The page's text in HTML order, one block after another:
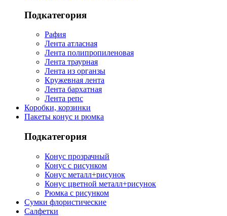
Подкатегория
Рафия
Лента атласная
Лента полипропиленовая
Лента траурная
Лента из органзы
Кружевная лента
Лента бархатная
Лента репс
Коробки, корзинки
Пакеты конус и рюмка
Подкатегория
Конус прозрачный
Конус с рисунком
Конус металл+рисунок
Конус цветной металл+рисунок
Рюмка с рисунком
Сумки флористические
Салфетки